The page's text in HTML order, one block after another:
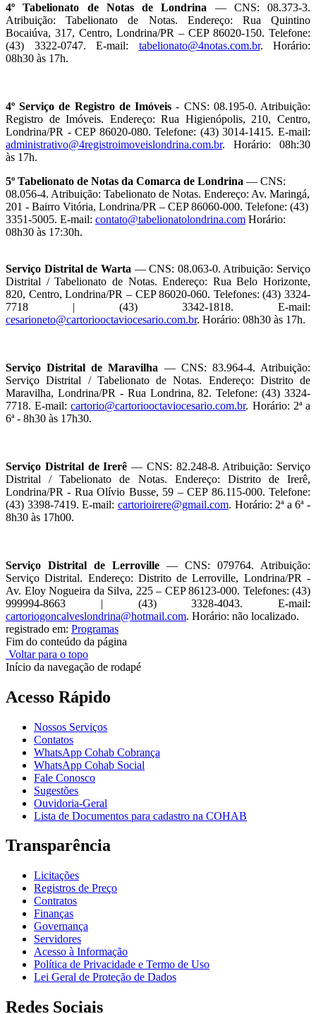
4º Tabelionato de Notas de Londrina — CNS: 08.373-3.
Atribuição: Tabelionato de Notas. Endereço: Rua Quintino
Bocaiúva, 317, Centro, Londrina/PR – CEP 86020-150. Telefone:
(43) 3322-0747. E-mail: tabelionato@4notas.com.br. Horário:
08h30 às 17h.
4º Serviço de Registro de Imóveis - CNS: 08.195-0. Atribuição:
Registro de Imóveis. Endereço: Rua Higienópolis, 210, Centro,
Londrina/PR - CEP 86020-080. Telefone: (43) 3014-1415. E-mail:
administrativo@4registroimoveislondrina.com.br. Horário: 08h:30
às 17h.
5º Tabelionato de Notas da Comarca de Londrina — CNS:
08.056-4. Atribuição: Tabelionato de Notas. Endereço: Av. Maringá,
201 - Bairro Vitória, Londrina/PR – CEP 86060-000. Telefone: (43)
3351-5005. E-mail: contato@tabelionatolondrina.com Horário:
08h30 às 17:30h.
Serviço Distrital de Warta — CNS: 08.063-0. Atribuição: Serviço
Distrital / Tabelionato de Notas. Endereço: Rua Belo Horizonte,
820, Centro, Londrina/PR – CEP 86020-060. Telefones: (43) 3324-
7718 | (43) 3342-1818. E-mail:
cesarioneto@cartoriooctaviocesario.com.br. Horário: 08h30 às 17h.
Serviço Distrital de Maravilha — CNS: 83.964-4. Atribuição:
Serviço Distrital / Tabelionato de Notas. Endereço: Distrito de
Maravilha, Londrina/PR - Rua Londrina, 82. Telefone: (43) 3324-
7718. E-mail:cartorio@cartoriooctaviocesario.com.br. Horário: 2ª a
6ª - 8h30 às 17h30.
Serviço Distrital de Irerê — CNS: 82.248-8. Atribuição: Serviço
Distrital / Tabelionato de Notas. Endereço: Distrito de Irerê,
Londrina/PR - Rua Olívio Busse, 59 – CEP 86.115-000. Telefone:
(43) 3398-7419. E-mail: cartorioirere@gmail.com. Horário: 2ª a 6ª -
8h30 às 17h00.
Serviço Distrital de Lerroville — CNS: 079764. Atribuição:
Serviço Distrital. Endereço: Distrito de Lerroville, Londrina/PR -
Av. Eloy Nogueira da Silva, 225 – CEP 86123-000. Telefones: (43)
999994-8663 | (43) 3328-4043. E-mail:
cartoriogoncalveslondrina@hotmail.com. Horário: não localizado.
registrado em: Programas
Fim do conteúdo da página
Voltar para o topo
Início da navegação de rodapé
Acesso Rápido
Nossos Serviços
Contatos
WhatsApp Cohab Cobrança
WhatsApp Cohab Social
Fale Conosco
Sugestões
Ouvidoria-Geral
Lista de Documentos para cadastro na COHAB
Transparência
Licitações
Registros de Preço
Contratos
Finanças
Governança
Servidores
Acesso à Informação
Política de Privacidade e Termo de Uso
Lei Geral de Proteção de Dados
Redes Sociais